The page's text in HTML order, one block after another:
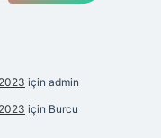
için admin
için Burcu